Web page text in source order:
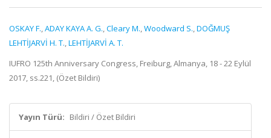
OSKAY F.,ADAY KAYA A. G.,Cleary M.,Woodward S.,DOĞMUŞ
LEHTİJARVİ H. T.,LEHTİJARVİ A. T.
IUFRO 125th Anniversary Congress, Freiburg, Almanya, 18 - 22 Eylül
2017, ss.221, (Özet Bildiri)
Yayın Türü: Bildiri / Özet Bildiri